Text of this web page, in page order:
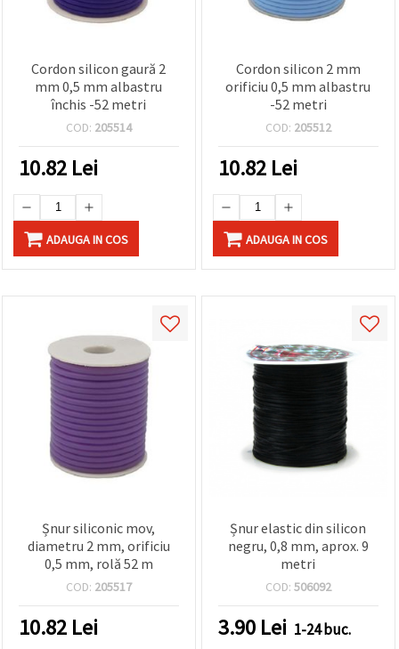
Cordon silicon gaură 2
mm 0,5 mm albastru
închis -52 metri
COD: 205514
10.82 Lei
ADAUGA IN COS
Cordon silicon 2 mm
orificiu 0,5 mm albastru
-52 metri
COD: 205512
10.82 Lei
ADAUGA IN COS
Șnur siliconic mov,
diametru 2 mm, orificiu
0,5 mm, rolă 52 m
COD: 205517
10.82 Lei
Șnur elastic din silicon
negru, 0,8 mm, aprox. 9
metri
COD: 506092
3.90 Lei 1-24 buc.